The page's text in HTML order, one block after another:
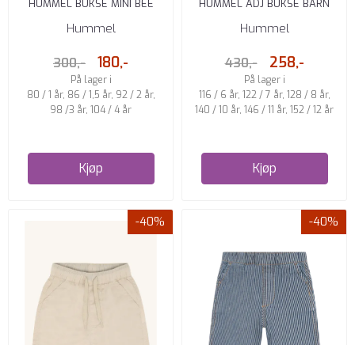
HUMMEL BUKSE MINI BEE
DENIMBLÅ
Hummel
300,- 180,-
På lager i
80 / 1 år, 86 / 1,5 år, 92 / 2 år,
98 /3 år, 104 / 4 år
Kjøp
HUMMEL ADJ BUKSE BARN
MØRK BLÅ
Hummel
430,- 258,-
På lager i
116 / 6 år, 122 / 7 år, 128 / 8 år,
140 / 10 år, 146 / 11 år, 152 / 12 år
Kjøp
-40% -40%